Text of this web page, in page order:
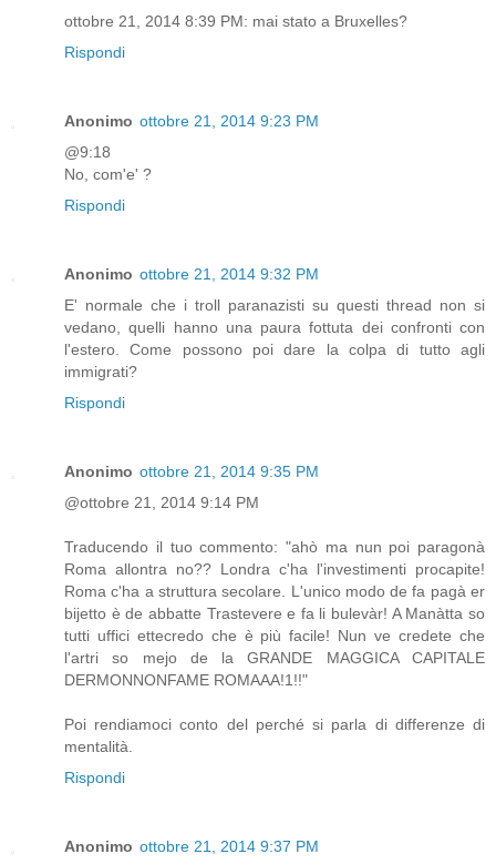
ottobre 21, 2014 8:39 PM: mai stato a Bruxelles?
Rispondi
Anonimo ottobre 21, 2014 9:23 PM
@9:18
No, com'e' ?
Rispondi
Anonimo ottobre 21, 2014 9:32 PM
E' normale che i troll paranazisti su questi thread non si
vedano, quelli hanno una paura fottuta dei confronti con
l'estero. Come possono poi dare la colpa di tutto agli
immigrati?
Rispondi
Anonimo ottobre 21, 2014 9:35 PM
@ottobre 21, 2014 9:14 PM
Traducendo il tuo commento: "ahò ma nun poi paragonà
Roma allontra no?? Londra c'ha l'investimenti procapite!
Roma c'ha a struttura secolare. L'unico modo de fa pagà er
bijetto è de abbatte Trastevere e fa li bulevàr! A Manàtta so
tutti uffici ettecredo che è più facile! Nun ve credete che
l'artri so mejo de la GRANDE MAGGICA CAPITALE
DERMONNONFAME ROMAAA!1!!"
Poi rendiamoci conto del perché si parla di differenze di
mentalità.
Rispondi
Anonimo ottobre 21, 2014 9:37 PM